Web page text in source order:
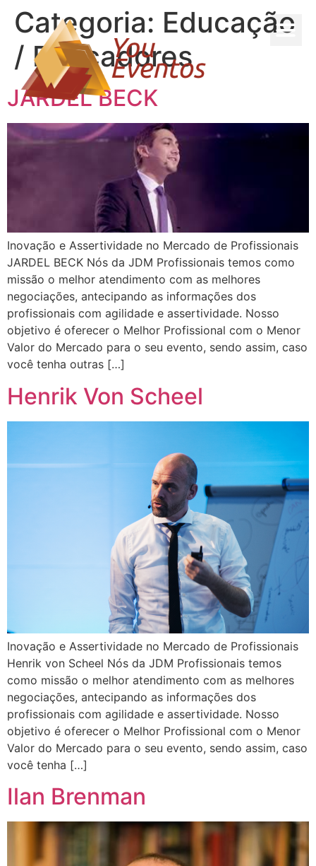
Categoria: Educação
/ Educadores
JARDEL BECK
Inovação e Assertividade no Mercado de Profissionais
JARDEL BECK Nós da JDM Profissionais temos como
missão o melhor atendimento com as melhores
negociações, antecipando as informações dos
profissionais com agilidade e assertividade. Nosso
objetivo é oferecer o Melhor Profissional com o Menor
Valor do Mercado para o seu evento, sendo assim, caso
você tenha outras […]
Henrik Von Scheel
Inovação e Assertividade no Mercado de Profissionais
Henrik von Scheel Nós da JDM Profissionais temos
como missão o melhor atendimento com as melhores
negociações, antecipando as informações dos
profissionais com agilidade e assertividade. Nosso
objetivo é oferecer o Melhor Profissional com o Menor
Valor do Mercado para o seu evento, sendo assim, caso
você tenha […]
Ilan Brenman